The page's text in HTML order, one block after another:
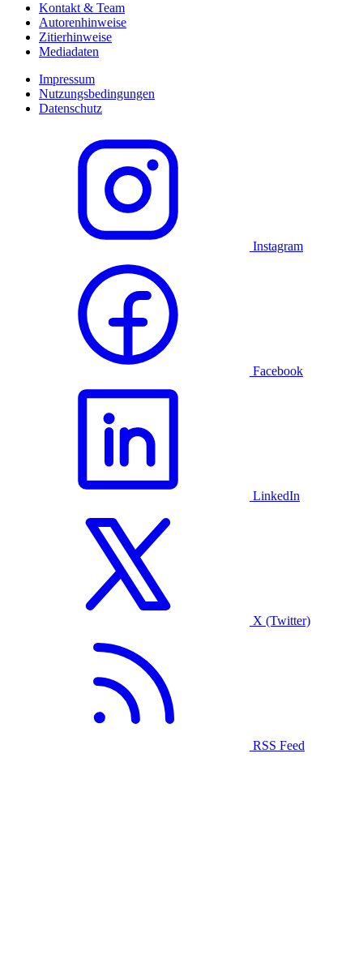
Kontakt & Team
Autorenhinweise
Zitierhinweise
Mediadaten
Impressum
Nutzungsbedingungen
Datenschutz
Instagram
Facebook
LinkedIn
X (Twitter)
RSS Feed